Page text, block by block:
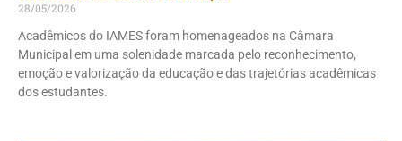
28/05/2026
Acadêmicos do IAMES foram homenageados na Câmara
Municipal em uma solenidade marcada pelo reconhecimento,
emoção e valorização da educação e das trajetórias acadêmicas
dos estudantes.